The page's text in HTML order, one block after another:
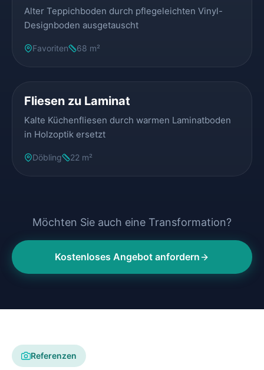
Alter Teppichboden durch pflegeleichten Vinyl-
Designboden ausgetauscht
Favoriten 68 m²
Fliesen zu Laminat
Kalte Küchenfliesen durch warmen Laminatboden
in Holzoptik ersetzt
Döbling 22 m²
Möchten Sie auch eine Transformation?
Kostenloses Angebot anfordern
Referenzen